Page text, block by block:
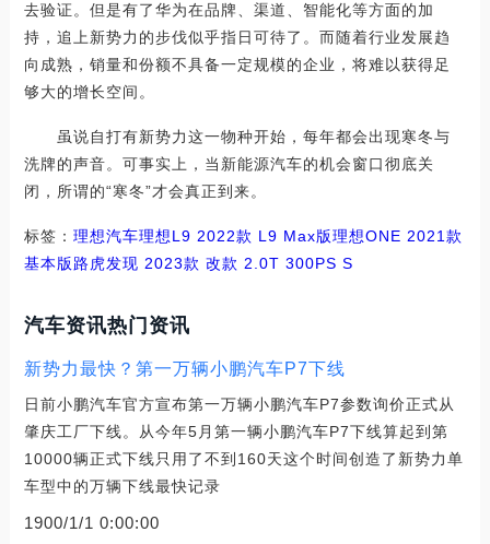
去验证。但是有了华为在品牌、渠道、智能化等方面的加
持，追上新势力的步伐似乎指日可待了。而随着行业发展趋
向成熟，销量和份额不具备一定规模的企业，将难以获得足
够大的增长空间。
虽说自打有新势力这一物种开始，每年都会出现寒冬与
洗牌的声音。可事实上，当新能源汽车的机会窗口彻底关
闭，所谓的“寒冬”才会真正到来。
标签： 理想汽车理想L9 2022款 L9 Max版理想ONE 2021款
基本版路虎发现 2023款 改款 2.0T 300PS S
汽车资讯热门资讯
新势力最快？第一万辆小鹏汽车P7下线
日前小鹏汽车官方宣布第一万辆小鹏汽车P7参数询价正式从
肇庆工厂下线。从今年5月第一辆小鹏汽车P7下线算起到第
10000辆正式下线只用了不到160天这个时间创造了新势力单
车型中的万辆下线最快记录
1900/1/1 0:00:00